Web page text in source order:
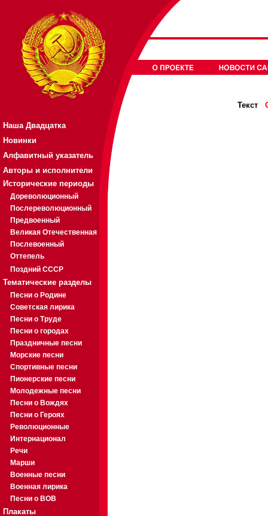
Наша Двадцатка
Новинки
Алфавитный указатель
Авторы и исполнители
Исторические периоды
Дореволюционный
Послереволюционный
Предвоенный
Великая Отечественная
Послевоенный
Оттепель
Поздний СССР
Тематические разделы
Песни о Родине
Советская лирика
Песни о Труде
Песни о городах
Праздничные песни
Морские песни
Спортивные песни
Пионерские песни
Молодежные песни
Песни о Вождях
Песни о Героях
Революционные
Интернационал
Речи
Марши
Военные песни
Военная лирика
Песни о ВОВ
Плакаты
Текст